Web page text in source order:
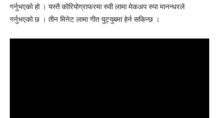
गर्नुभएको हो । यस्तै कोरियोग्राफरमा रुवी लामा मेकअप रुपा मानन्धरले
गर्नुभएको छ । तीन मिनेट लामा गीत युट्युबमा हेर्न सकिन्छ ।